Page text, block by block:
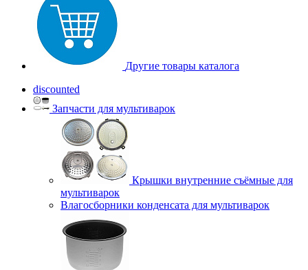
Другие товары каталога
discounted
Запчасти для мультиварок
Крышки внутренние съёмные для
мультиварок
Влагосборники конденсата для мультиварок